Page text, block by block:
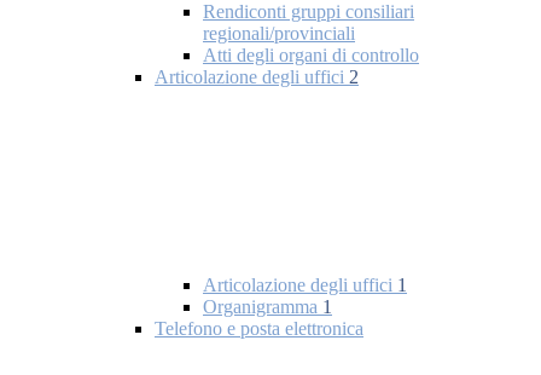
Rendiconti gruppi consiliari
regionali/provinciali
Atti degli organi di controllo
Articolazione degli uffici 2
Articolazione degli uffici 1
Organigramma 1
Telefono e posta elettronica